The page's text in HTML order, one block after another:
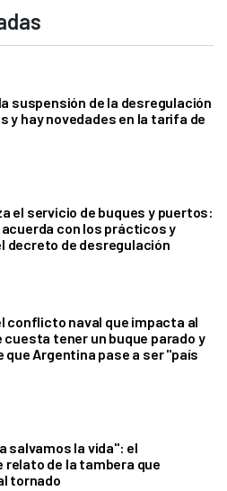
suspensión de la desregulación
y hay novedades en la tarifa de
el servicio de buques y puertos:
acuerda con los prácticos y
decreto de desregulación
conflicto naval que impacta al
cuesta tener un buque parado y
que Argentina pase a ser "país
salvamos la vida": el
de la tambera que
tornado